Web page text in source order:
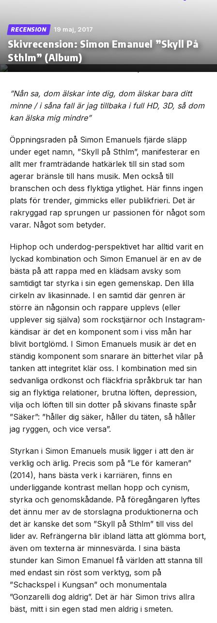
Skip
the
RECENSION 19 maj, 2017
Skivrecension: Simon Emanuel ”Skyll På
Sthlm” (Album)
”Nån sa, dom älskar inte dig, dom älskar bara ditt
minne / i såna fall är jag tillbaka i full HD, 3D, så dom
kan älska mig mindre”
Öppningsraden på Simon Emanuels fjärde släpp
under eget namn, ”Skyll på Sthlm”, manifesterar en
allt mer framträdande hatkärlek till sin stad som
agerar bränsle till hans musik. Men också till
branschen och dess flyktiga ytlighet. Här finns ingen
plats för trender, gimmicks eller publikfrieri. Det är
rakryggad rap sprungen ur passionen för något som
varar. Något som betyder.
Hiphop och underdog-perspektivet har alltid varit en
lyckad kombination och Simon Emanuel är en av de
bästa på att rappa med en klädsam avsky som
samtidigt tar styrka i sin egen gemenskap. Den lilla
cirkeln av likasinnade. I en samtid där genren är
större än någonsin och rappare upplevs (eller
upplever sig själva) som rockstjärnor och Instagram-
kändisar är det en komponent som i viss mån har
blivit bortglömd. I Simon Emanuels musik är det en
ständig komponent som snarare än bitterhet vilar på
tanken att integritet klär oss. I kombination med sin
sedvanliga ordkonst och fläckfria språkbruk tar han
sig an flyktiga relationer, brutna löften, depression,
vilja och löften till sin dotter på skivans finaste spår
”Säker”: ”håller dig säker, håller du täten, så håller
jag ryggen, och vice versa”.
Styrkan i Simon Emanuels musik ligger i att den är
verklig och ärlig. Precis som på ”Le för kameran”
(2014), hans bästa verk i karriären, finns en
underliggande kontrast mellan hopp och cynism,
styrka och genomskådande. På föregångaren lyftes
det ännu mer av de storslagna produktionerna och
det är kanske det som ”Skyll på Sthlm” till viss del
lider av. Refrängerna blir ibland lätta att glömma bort,
även om texterna är minnesvärda. I sina bästa
stunder kan Simon Emanuel få världen att stanna till
med endast sin röst som verktyg, som på
”Schackspel i Kungsan” och monumentala
”Gonzarelli dog aldrig”. Det är här Simon trivs allra
bäst, mitt i sin egen stad men aldrig i smeten.